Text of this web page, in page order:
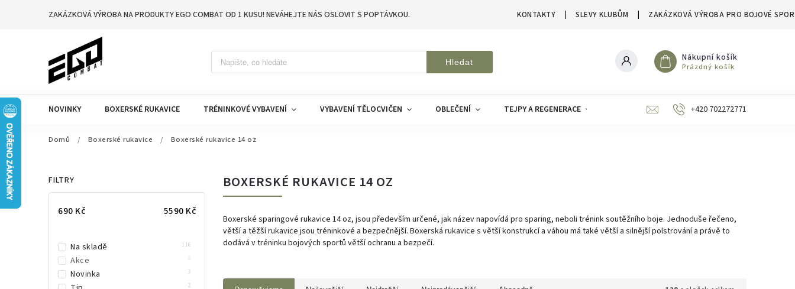
ZAKÁZKOVÁ VÝROBA NA PRODUKTY EGO COMBAT OD 1 KUSU! NEVÁHEJTE NÁS OSLOVIT S POPTÁVKOU. KONTAKTY SLEVY KLUBŮM ZAKÁZKOVÁ VÝROBA PRO BOJOVÉ
Hledat Nákupní košík
Prázdný košík
NOVINKY BOXERSKÉ RUKAVICE TRÉNINKOVÉ VYBAVENÍ VYBAVENÍ TĚLOCVIČEN OBLEČENÍ TEJPY A REGENERACE SLEVY A VÝPRODEJE
+420 702272771
Domů / Boxerské rukavice / Boxerské rukavice 14 oz
FILTRY
690 Kč 5590 Kč
Na skladě 116
Akce 0
Novinka 3
2
BOXERSKÉ RUKAVICE 14 OZ
Boxerské sparingové rukavice 14 oz, jsou především určené, jak název napovídá pro sparing, neboli trénink soutěžního boje. Jednoduše řečeno,
větší a těžší rukavice jsou tréninkové a bezpečnější. Boxerská rukavice s větší konstrukcí a váhou má také větší a silnější polstrování a právě to
dodává v tréninku bojových sportů větší ochranu a bezpečí.